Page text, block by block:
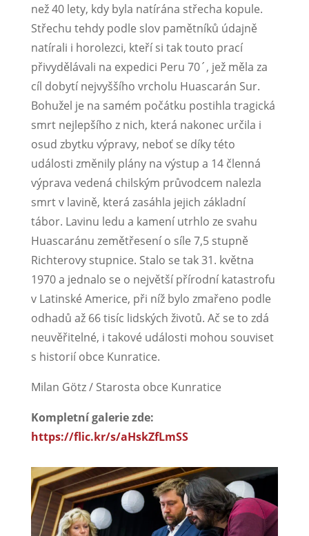
než 40 lety, kdy byla natírána střecha kopule.
Střechu tehdy podle slov pamětníků údajně
natírali i horolezci, kteří si tak touto prací
přivydělávali na expedici Peru 70´, jež měla za
cíl dobytí nejvyššího vrcholu Huascarán Sur.
Bohužel je na samém počátku postihla tragická
smrt nejlepšího z nich, která nakonec určila i
osud zbytku výpravy, neboť se díky této
události změnily plány na výstup a 14 členná
výprava vedená chilským průvodcem nalezla
smrt v lavině, která zasáhla jejich základní
tábor. Lavinu ledu a kamení utrhlo ze svahu
Huascaránu zemětřesení o síle 7,5 stupně
Richterovy stupnice. Stalo se tak 31. května
1970 a jednalo se o největší přírodní katastrofu
v Latinské Americe, při níž bylo zmařeno podle
odhadů až 66 tisíc lidských životů. Ač se to zdá
neuvěřitelné, i takové události mohou souviset
s historií obce Kunratice.
Milan Götz / Starosta obce Kunratice
Kompletní galerie zde:
https://flic.kr/s/aHskZfLmSS